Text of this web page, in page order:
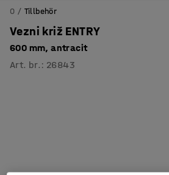
0 Tillbehör
Vezni križ ENTRY
600 mm, antracit
Art. br. : 26843